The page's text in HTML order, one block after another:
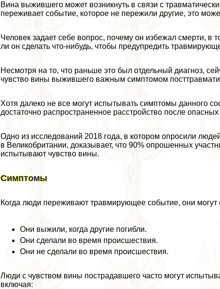
Вина выжившего может возникнуть в связи с
переживает событие, которое не пережили другие, это
Человек задает себе вопрос, почему он избежал cмepти, в
ли он сделать что-нибудь, чтобы предупредить
Несмотря на то, что раньше это был отдельный диагноз,
чувство вины выжившего важным симптомом
Хотя далеко не все могут испытывать симптомы данного
достаточно распространенное расстройство после
Одно из исследований 2018 года, в котором опросили
в Великобритании, доказывает, что 90% опрошенных
испытывают чувство вины.
Симптомы
Когда люди переживают травмирующее событие, они могут
Они выжили, когда другие погибли.
Они сделали во время происшествия.
Они не сделали во время происшествия.
Люди с чувством вины пострадавшего часто могут
включая: